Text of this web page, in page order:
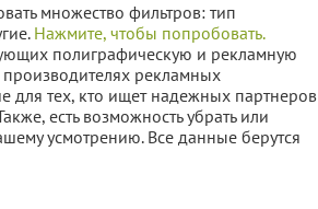
множество фильтров: тип
Нажмите, чтобы попробовать.
полиграфическую и рекламную
рекламных
для тех, кто ищет надежных партнеров
есть возможность убрать или
усмотрению. Все данные берутся